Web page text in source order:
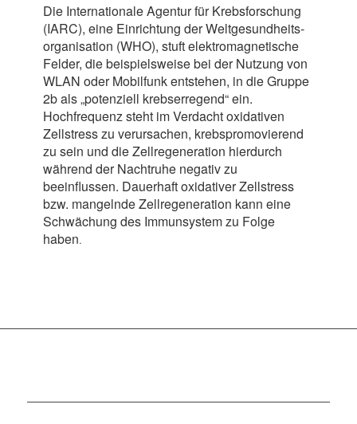
Die Internationale Agentur für Krebsforschung
(IARC), eine Einrichtung der Weltgesundheits-
organisation (WHO), stuft elektromagnetische
Felder, die beispielsweise bei der Nutzung von
WLAN oder Mobilfunk entstehen, in die Gruppe
2b als „potenziell krebserregend“ ein.
Hochfrequenz steht im Verdacht oxidativen
Zellstress zu verursachen, krebspromovierend
zu sein und die Zellregeneration hierdurch
während der Nachtruhe negativ zu
beeinflussen. Dauerhaft oxidativer Zellstress
bzw. mangelnde Zellregeneration kann eine
Schwächung des Immunsystem zu Folge
haben.